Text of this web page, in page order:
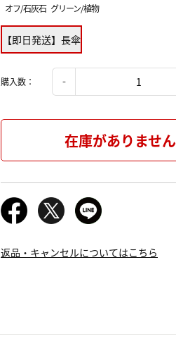
オフ/石灰石 グリーン/植物
【即日発送】長傘
購入数：
在庫がありません
返品・キャンセルについてはこちら